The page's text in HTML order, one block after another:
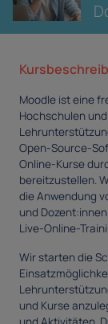
Moodle ist eine
Hochschulen
Open-Source-
Online-Kurse
bereitzustellen.
die Anwendung
und
Live-Online-
Wir starten die
und Kurse